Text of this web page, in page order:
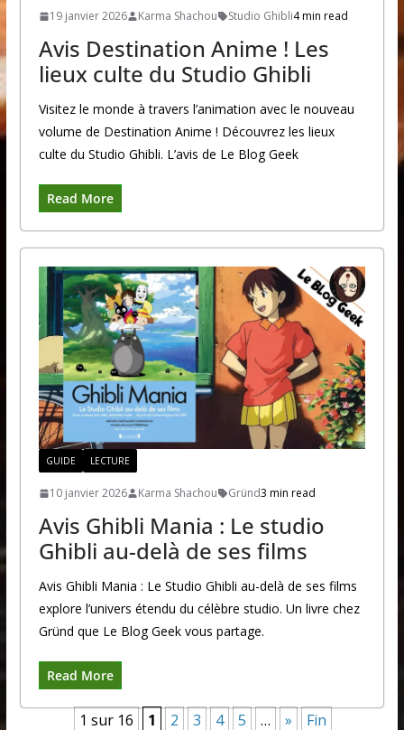
19 janvier 2026 Karma Shachou Studio Ghibli4 min read
Avis Destination Anime ! Les
lieux culte du Studio Ghibli
Visitez le monde à travers l’animation avec le nouveau
volume de Destination Anime ! Découvrez les lieux
culte du Studio Ghibli. L’avis de Le Blog Geek
Read More
GUIDE LECTURE
10 janvier 2026 Karma Shachou Gründ3 min read
Avis Ghibli Mania : Le studio
Ghibli au-delà de ses films
Avis Ghibli Mania : Le Studio Ghibli au-delà de ses films
explore l’univers étendu du célèbre studio. Un livre chez
Gründ que Le Blog Geek vous partage.
Read More
1 sur 16 1 2 3 4 5 … » Fin